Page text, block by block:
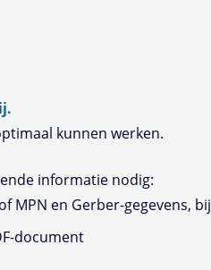
kunnen werken.
informatie nodig:
en Gerber-gegevens,
document